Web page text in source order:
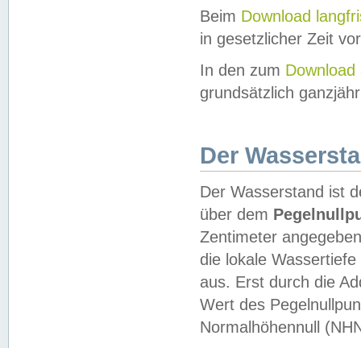
Beim Download
in gesetzlicher Zeit
In den zum Download
grundsätzlich
Der
Der Wasserstand ist
über dem
Zentimeter
die lokale
aus. Erst durch die
Wert des
Normalhöhennull